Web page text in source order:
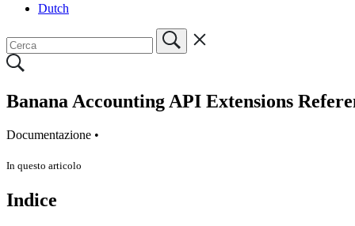
Dutch
Banana Accounting API Extensions
Documentazione •
In questo articolo
Indice